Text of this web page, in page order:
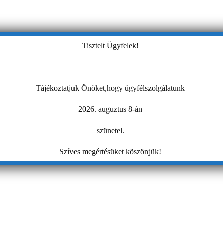
Tisztelt Ügyfelek!
Tájékoztatjuk Önöket,hogy ügyfélszolgálatunk
2026. auguztus 8-án
szünetel.
Szíves megértésüket köszönjük!